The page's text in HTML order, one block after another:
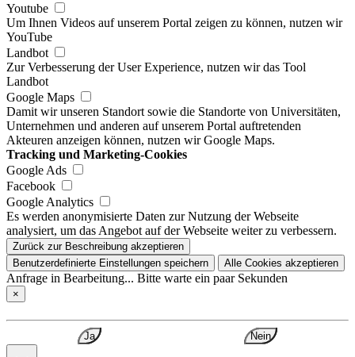
Youtube
Um Ihnen Videos auf unserem Portal zeigen zu können, nutzen wir
YouTube
Landbot
Zur Verbesserung der User Experience, nutzen wir das Tool
Landbot
Google Maps
Damit wir unseren Standort sowie die Standorte von Universitäten,
Unternehmen und anderen auf unserem Portal auftretenden
Akteuren anzeigen können, nutzen wir Google Maps.
Tracking und Marketing-Cookies
Google Ads
Facebook
Google Analytics
Es werden anonymisierte Daten zur Nutzung der Webseite
analysiert, um das Angebot auf der Webseite weiter zu verbessern.
Zurück zur Beschreibung akzeptieren
Benutzerdefinierte Einstellungen speichern
Alle Cookies akzeptieren
Anfrage in Bearbeitung... Bitte warte ein paar Sekunden
×
Ja Nein